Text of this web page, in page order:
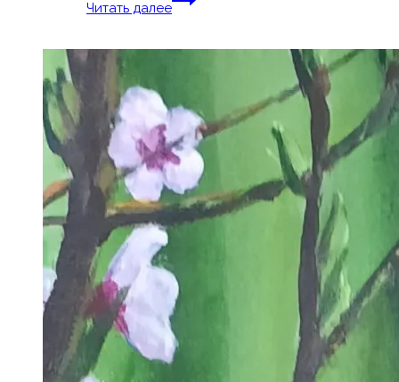
Читать далее
39